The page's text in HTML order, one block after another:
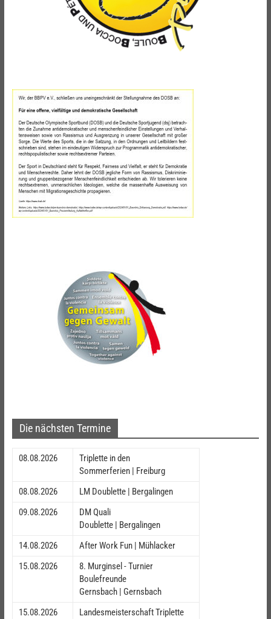
Die nächsten Termine
08.08.2026
Triplette in den
Sommerferien | Freiburg
08.08.2026
LM Doublette | Bergalingen
09.08.2026
DM Quali
Doublette | Bergalingen
14.08.2026
After Work Fun | Mühlacker
15.08.2026
8. Murginsel - Turnier
Boulefreunde
Gernsbach | Gernsbach
15.08.2026
Landesmeisterschaft Triplette